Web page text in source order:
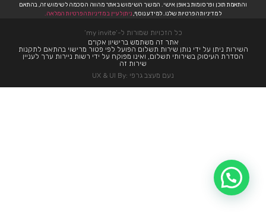
והתאמת תוכן ופרסומות באופן אישי. המשך השימוש באתר מהווה הסכמה לשימוש זה, בהתאם
למדיניות הפרטיות שלנו. למידע נוסף,ניתן לעיין במדיניות הפרטיות המלאה.
כל הזכויות שמורות ל-’my invite’
אתר זה משתמש ברישיון אקו״ם
השירות ניתן על ידי נותן שירות תשלום הפועל לפי פטור מרישוי בהתאם לתקנות
הסדרת העיסוק בשירותי תשלום, ואינו מפוקח על ידי רשות ניירות ערך לעניין
שירות זה
נעם מעצב גרפי :UX & UI By